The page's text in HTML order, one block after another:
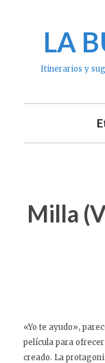
LA
Itinerarios y
Milla
«Yo te ayudo»,
película para
creado. La